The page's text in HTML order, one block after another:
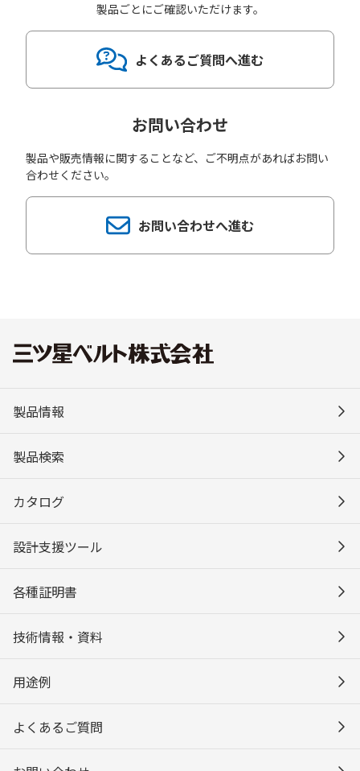
製品ごとにご確認いただけます。
よくあるご質問へ進む
お問い合わせ
製品や販売情報に関することなど、ご不明点があればお問い
合わせください。
お問い合わせへ進む
製品情報
製品検索
カタログ
設計支援ツール
各種証明書
技術情報・資料
用途例
よくあるご質問